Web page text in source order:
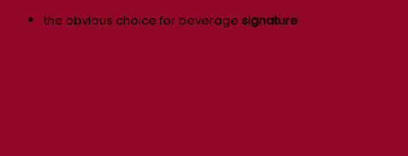
the obvious choice for beverage signature